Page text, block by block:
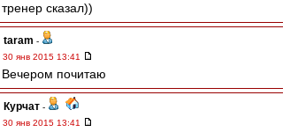
тренер сказал))
taram -
30 янв 2015 13:41
Вечером почитаю
Курчат -
30 янв 2015 13:41